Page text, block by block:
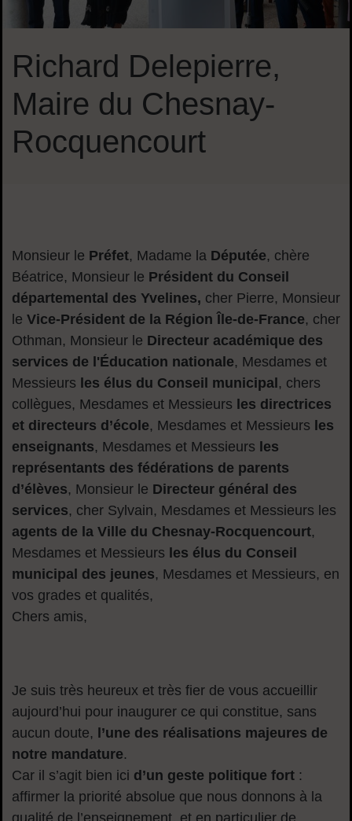
Richard Delepierre,
Maire du Chesnay-
Rocquencourt
Monsieur le Préfet, Madame la Députée, chère
Béatrice, Monsieur le Président du Conseil
départemental des Yvelines, cher Pierre, Monsieur
le Vice-Président de la Région Île-de-France, cher
Othman, Monsieur le Directeur académique des
services de l'Éducation nationale, Mesdames et
Messieurs les élus du Conseil municipal , chers
collègues, Mesdames et Messieurs les directrices
et directeurs d’école, Mesdames et Messieurs les
enseignants, Mesdames et Messieurs les
représentants des fédérations de parents
d’élèves, Monsieur le Directeur général des
services, cher Sylvain, Mesdames et Messieurs les
agents de la Ville du Chesnay-Rocquencourt,
Mesdames et Messieurs les élus du Conseil
municipal des jeunes, Mesdames et Messieurs, en
vos grades et qualités,
Chers amis,
Je suis très heureux et très fier de vous accueillir
aujourd’hui pour inaugurer ce qui constitue, sans
aucun doute, l’une des réalisations majeures de
notre mandature.
Car il s’agit bien ici d’un geste politique fort :
affirmer la priorité absolue que nous donnons à la